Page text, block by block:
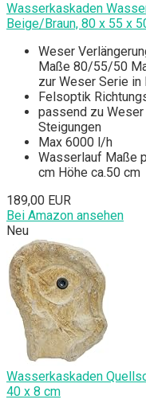
Wasserkaskaden
Beige/Braun, 80 x 55 x
Weser
Maße 80/55/50
zur Weser Serie in
Felsoptik
passend zu
Steigungen
Max 6000 l/h
Wasserlauf Maße
cm Höhe ca.50 cm
189,00 EUR
Bei Amazon ansehen
Neu
Wasserkaskaden
40 x 8 cm